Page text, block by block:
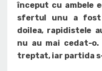
început cu ambele
sfertul unu a
doilea, rapidistele
nu au mai cedat-
treptat, iar partida